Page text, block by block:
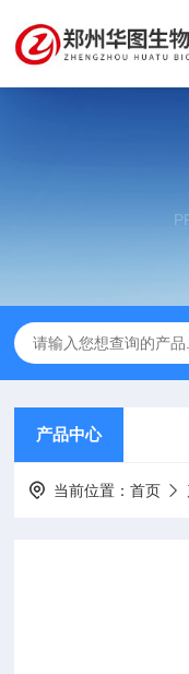
产品中心
当前位置：首页